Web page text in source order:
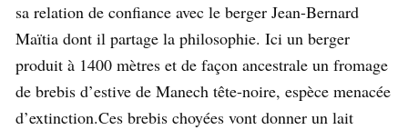
sa relation de confiance avec le berger Jean-Bernard
Maïtia dont il partage la philosophie. Ici un berger
produit à 1400 mètres et de façon ancestrale un fromage
de brebis d’estive de Manech tête-noire, espèce menacée
d’extinction.Ces brebis choyées vont donner un lait